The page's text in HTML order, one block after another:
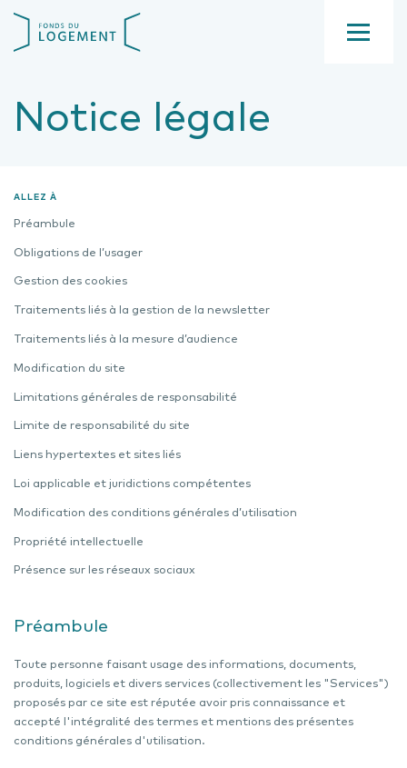
contenu
Notice légale
ALLEZ À
Préambule
Obligations de l’usager
Gestion des cookies
Traitements liés à la gestion de la newsletter
Traitements liés à la mesure d’audience
Modification du site
Limitations générales de responsabilité
Limite de responsabilité du site
Liens hypertextes et sites liés
Loi applicable et juridictions compétentes
Modification des conditions générales d’utilisation
Propriété intellectuelle
Présence sur les réseaux sociaux
Préambule
Toute personne faisant usage des informations, documents,
produits, logiciels et divers services (collectivement les "Services")
proposés par ce site est réputée avoir pris connaissance et
accepté l'intégralité des termes et mentions des présentes
conditions générales d'utilisation.